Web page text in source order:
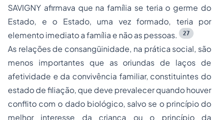
SAVIGNY afirmava que na família se teria o germe do
Estado, e o Estado, uma vez formado, teria por
elemento imediato a família e não as pessoas.
27
As relações de consangüinidade, na prática social, são
menos importantes que as oriundas de laços de
afetividade e da convivência familiar, constituintes do
estado de filiação, que deve prevalecer quando houver
conflito com o dado biológico, salvo se o princípio do
melhor interesse da criança ou o princípio da